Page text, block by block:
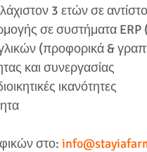
3 ετών σε
σε συστήματα
(προφορικά &
και συνεργασίας
ικανότητες
στο: